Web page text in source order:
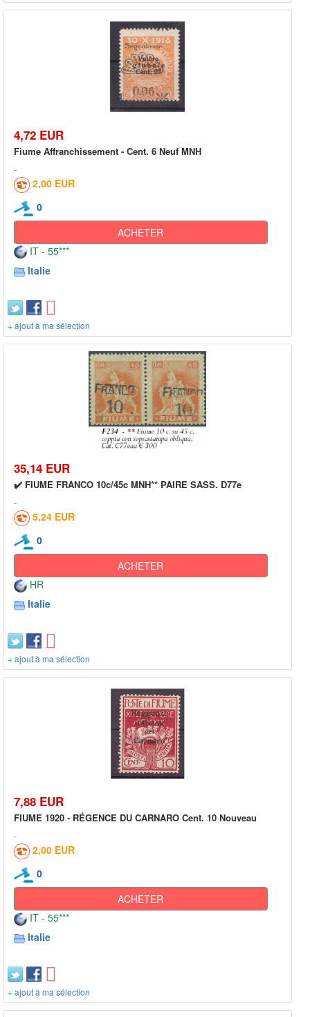
4,72 EUR
Fiume Affranchissement - Cent. 6 Neuf MNH
2,00 EUR
0
ACHETER
IT - 55***
Italie
+ ajout à ma sélection
35,14 EUR
✔️ FIUME FRANCO 10c/45c MNH** PAIRE SASS. D77e
5,24 EUR
0
ACHETER
HR
Italie
+ ajout à ma sélection
7,88 EUR
FIUME 1920 - RÉGENCE DU CARNARO Cent. 10 Nouveau
2,00 EUR
0
ACHETER
IT - 55***
Italie
+ ajout à ma sélection